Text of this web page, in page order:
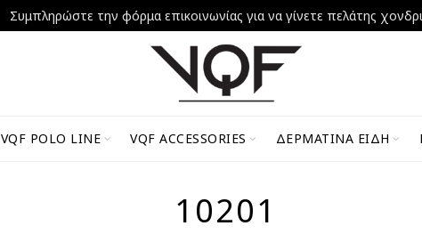
VQF POLO LINE VQF ACCESSORIES ΔΕΡΜΆΤΙΝΑ ΕΊΔΗ
10201
Συμπληρώστε την φόρμα επικοινωνίας για να γίνετε πελάτης